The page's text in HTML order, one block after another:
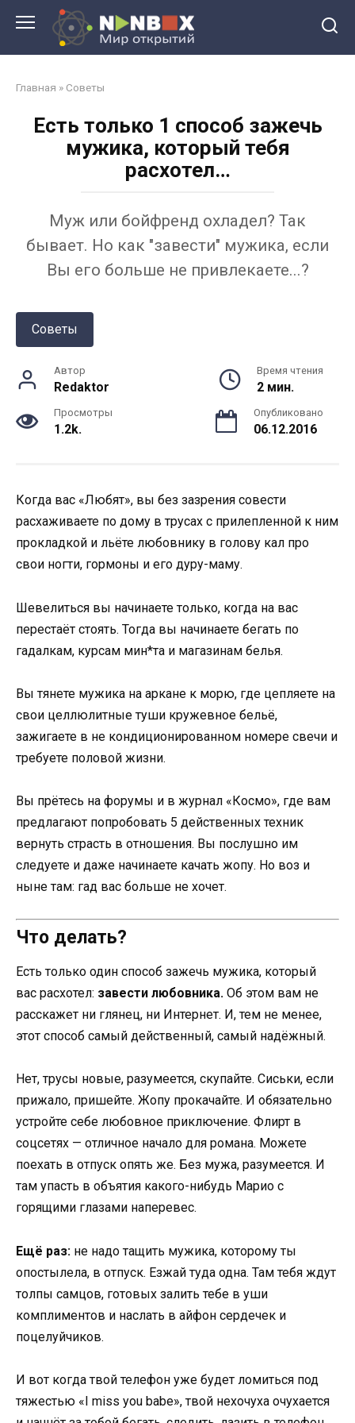
Главная » Советы
Есть только 1 способ зажечь
мужика, который тебя
расхотел…
Муж или бойфренд охладел? Так
бывает. Но как "завести" мужика, если
Вы его больше не привлекаете...?
Советы
Автор
Redaktor
Время чтения
2 мин.
Просмотры
1.2k.
Опубликовано
06.12.2016
Когда вас «Любят», вы без зазрения совести
расхаживаете по дому в трусах с прилепленной к ним
прокладкой и льёте любовнику в голову кал про
свои ногти, гормоны и его дуру-маму.
Шевелиться вы начинаете только, когда на вас
перестаёт стоять. Тогда вы начинаете бегать по
гадалкам, курсам мин*та и магазинам белья.
Вы тянете мужика на аркане к морю, где цепляете на
свои целлюлитные туши кружевное бельё,
зажигаете в не кондиционированном номере свечи и
требуете половой жизни.
Вы прётесь на форумы и в журнал «Космо», где вам
предлагают попробовать 5 действенных техник
вернуть страсть в отношения. Вы послушно им
следуете и даже начинаете качать жопу. Но воз и
ныне там: гад вас больше не хочет.
Что делать?
Есть только один способ зажечь мужика, который
вас расхотел: завести любовника. Об этом вам не
расскажет ни глянец, ни Интернет. И, тем не менее,
этот способ самый действенный, самый надёжный.
Нет, трусы новые, разумеется, скупайте. Сиськи, если
прижало, пришейте. Жопу прокачайте. И обязательно
устройте себе любовное приключение. Флирт в
соцсетях — отличное начало для романа. Можете
поехать в отпуск опять же. Без мужа, разумеется. И
там упасть в объятия какого-нибудь Марио с
горящими глазами наперевес.
Ещё раз: не надо тащить мужика, которому ты
опостылела, в отпуск. Езжай туда одна. Там тебя ждут
толпы самцов, готовых залить тебе в уши
комплиментов и наслать в айфон сердечек и
поцелуйчиков.
И вот когда твой телефон уже будет ломиться под
тяжестью «I miss you babe», твой нехочуха очухается